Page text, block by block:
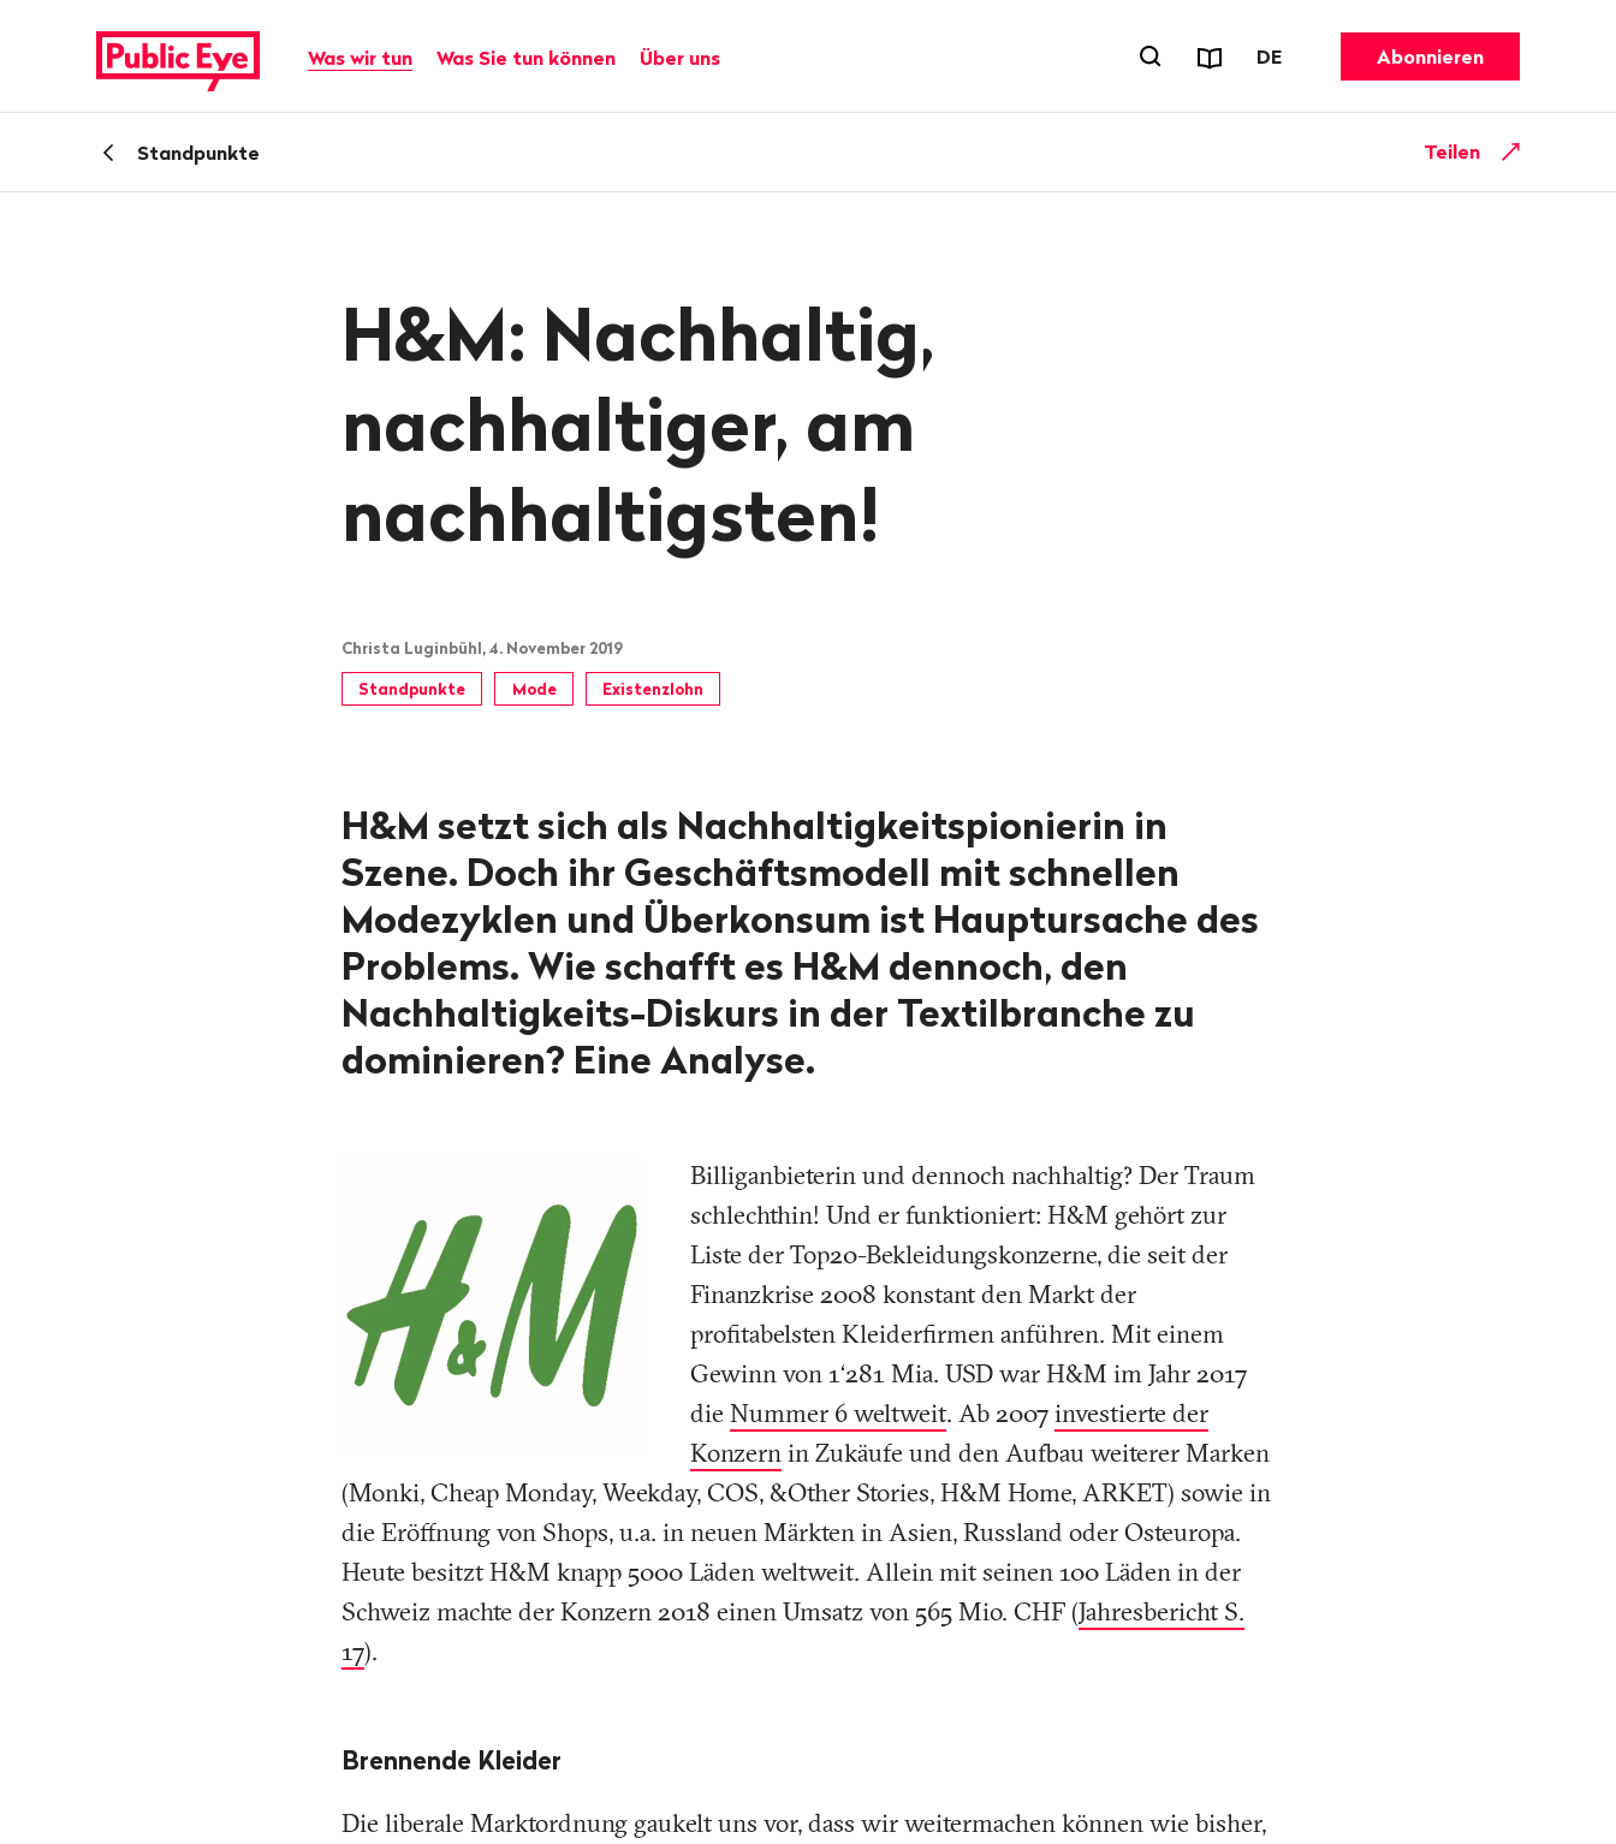
publiceye.ch
Hauptnavigation
Was wir tun Was Sie tun können Über uns Suchformular öffnen
Reports & Flyer
DESPRACHE WECHSELN. AKTUELL
Abonnieren
ZurückStandpunkte Teilen
H&M: Nachhaltig,
nachhaltiger, am
nachhaltigsten!
Christa Luginbühl, 4. November 2019
Standpunkte Mode Existenzlohn
H&M setzt sich als Nachhaltigkeitspionierin in
Szene. Doch ihr Geschäftsmodell mit schnellen
Modezyklen und Überkonsum ist Hauptursache des
Problems. Wie schafft es H&M dennoch, den
Nachhaltigkeits-Diskurs in der Textilbranche zu
dominieren? Eine Analyse.
Billiganbieterin und dennoch nachhaltig? Der Traum
schlechthin! Und er funktioniert: H&M gehört zur
Liste der Top20-Bekleidungskonzerne, die seit der
Finanzkrise 2008 konstant den Markt der
profitabelsten Kleiderfirmen anführen. Mit einem
Gewinn von 1‘281 Mia. USD war H&M im Jahr 2017
die Nummer 6 weltweit. Ab 2007investierte der
Konzernin Zukäufe und den Aufbau weiterer Marken
(Monki, Cheap Monday, Weekday, COS, &Other Stories, H&M Home, ARKET) sowie in
die Eröffnung von Shops, u.a. in neuen Märkten in Asien, Russland oder Osteuropa.
Heute besitzt H&M knapp 5000 Läden weltweit. Allein mit seinen 100 Läden in der
Schweiz machte der Konzern 2018 einen Umsatz von 565 Mio. CHF (Jahresbericht S.
17).
Brennende Kleider
Die liberale Marktordnung gaukelt uns vor, dass wir weitermachen können wie bisher,